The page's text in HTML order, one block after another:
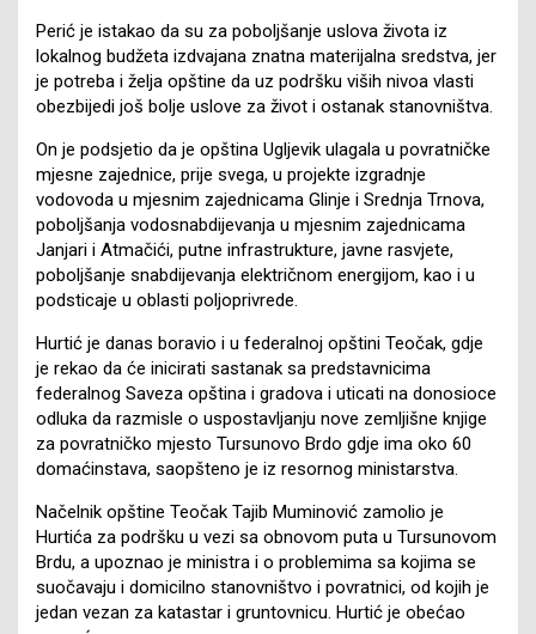
Perić je istakao da su za poboljšanje uslova života iz
lokalnog budžeta izdvajana znatna materijalna sredstva, jer
je potreba i želja opštine da uz podršku viših nivoa vlasti
obezbijedi još bolje uslove za život i ostanak stanovništva.
On je podsjetio da je opština Ugljevik ulagala u povratničke
mjesne zajednice, prije svega, u projekte izgradnje
vodovoda u mjesnim zajednicama Glinje i Srednja Trnova,
poboljšanja vodosnabdijevanja u mjesnim zajednicama
Janjari i Atmačići, putne infrastrukture, javne rasvjete,
poboljšanje snabdijevanja električnom energijom, kao i u
podsticaje u oblasti poljoprivrede.
Hurtić je danas boravio i u federalnoj opštini Teočak, gdje
je rekao da će inicirati sastanak sa predstavnicima
federalnog Saveza opština i gradova i uticati na donosioce
odluka da razmisle o uspostavljanju nove zemljišne knjige
za povratničko mjesto Tursunovo Brdo gdje ima oko 60
domaćinstava, saopšteno je iz resornog ministarstva.
Načelnik opštine Teočak Tajib Muminović zamolio je
Hurtića za podršku u vezi sa obnovom puta u Tursunovom
Brdu, a upoznao je ministra i o problemima sa kojima se
suočavaju i domicilno stanovništvo i povratnici, od kojih je
jedan vezan za katastar i gruntovnicu. Hurtić je obećao